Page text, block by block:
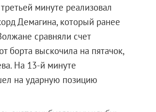
минуте реализовал
Демагина, который ранее
сравняли счет
борта выскочила на пятачок,
На 13-й минуте
на ударную позицию